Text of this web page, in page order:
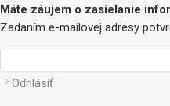
Máte záujem o zasielanie
Zadaním e-mailovej adresy
Odhlásiť